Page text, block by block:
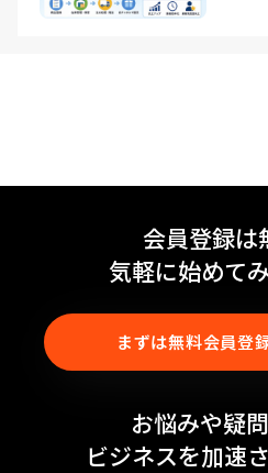
会員登録は
気軽に始めて
まずは無料会員登
お悩みや疑
ビジネスを加速